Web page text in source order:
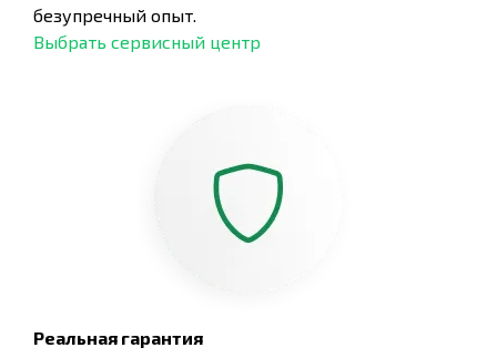
безупречный опыт.
Выбрать сервисный центр
Реальная гарантия